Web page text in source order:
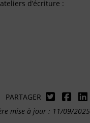
d’écriture :
PARTAGER
mise à jour : 11/09/2025